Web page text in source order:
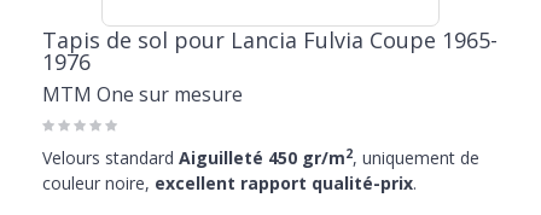
Tapis de sol pour Lancia Fulvia Coupe 1965-
1976
MTM One sur mesure
Velours standard Aiguilleté 450 gr/m2, uniquement de
couleur noire, excellent rapport qualité-prix.